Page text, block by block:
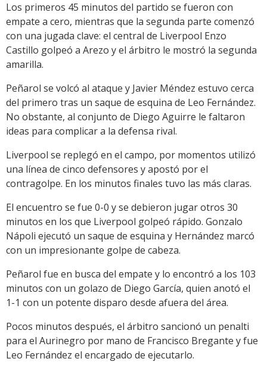
Los primeros 45 minutos del partido se fueron con
empate a cero, mientras que la segunda parte comenzó
con una jugada clave: el central de Liverpool Enzo
Castillo golpeó a Arezo y el árbitro le mostró la segunda
amarilla.
Peñarol se volcó al ataque y Javier Méndez estuvo cerca
del primero tras un saque de esquina de Leo Fernández.
No obstante, al conjunto de Diego Aguirre le faltaron
ideas para complicar a la defensa rival.
Liverpool se replegó en el campo, por momentos utilizó
una línea de cinco defensores y apostó por el
contragolpe. En los minutos finales tuvo las más claras.
El encuentro se fue 0-0 y se debieron jugar otros 30
minutos en los que Liverpool golpeó rápido. Gonzalo
Nápoli ejecutó un saque de esquina y Hernández marcó
con un impresionante golpe de cabeza.
Peñarol fue en busca del empate y lo encontró a los 103
minutos con un golazo de Diego García, quien anotó el
1-1 con un potente disparo desde afuera del área.
Pocos minutos después, el árbitro sancionó un penalti
para el Aurinegro por mano de Francisco Bregante y fue
Leo Fernández el encargado de ejecutarlo.